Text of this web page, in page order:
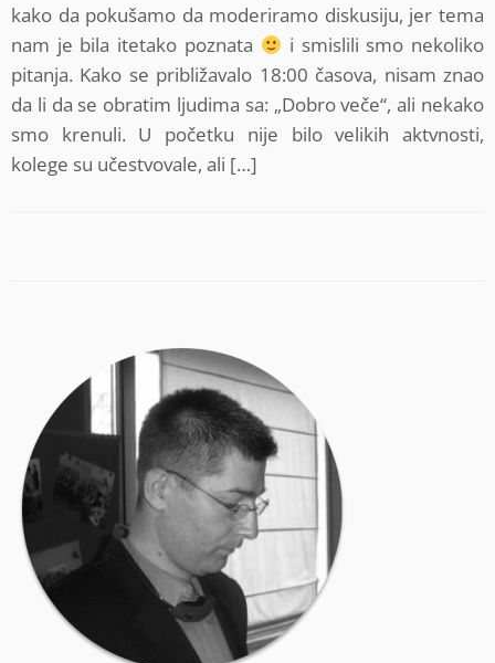
kako da pokušamo da moderiramo diskusiju, jer tema
nam je bila itetako poznata
i smislili smo nekoliko
pitanja. Kako se približavalo 18:00 časova, nisam znao
da li da se obratim ljudima sa: „Dobro veče“, ali nekako
smo krenuli. U početku nije bilo velikih aktvnosti,
kolege su učestvovale, ali […]